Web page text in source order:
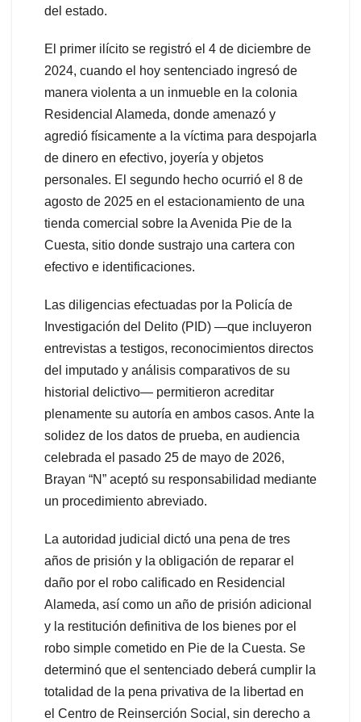
del estado.
El primer ilícito se registró el 4 de diciembre de
2024, cuando el hoy sentenciado ingresó de
manera violenta a un inmueble en la colonia
Residencial Alameda, donde amenazó y
agredió físicamente a la víctima para despojarla
de dinero en efectivo, joyería y objetos
personales. El segundo hecho ocurrió el 8 de
agosto de 2025 en el estacionamiento de una
tienda comercial sobre la Avenida Pie de la
Cuesta, sitio donde sustrajo una cartera con
efectivo e identificaciones.
Las diligencias efectuadas por la Policía de
Investigación del Delito (PID) —que incluyeron
entrevistas a testigos, reconocimientos directos
del imputado y análisis comparativos de su
historial delictivo— permitieron acreditar
plenamente su autoría en ambos casos. Ante la
solidez de los datos de prueba, en audiencia
celebrada el pasado 25 de mayo de 2026,
Brayan “N” aceptó su responsabilidad mediante
un procedimiento abreviado.
La autoridad judicial dictó una pena de tres
años de prisión y la obligación de reparar el
daño por el robo calificado en Residencial
Alameda, así como un año de prisión adicional
y la restitución definitiva de los bienes por el
robo simple cometido en Pie de la Cuesta. Se
determinó que el sentenciado deberá cumplir la
totalidad de la pena privativa de la libertad en
el Centro de Reinserción Social, sin derecho a